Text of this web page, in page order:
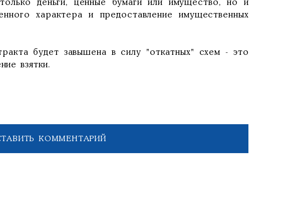
деньги, ценные бумаги или имущество, но и
характера и предоставление имущественных
будет завышена в силу "откатных" схем - это
взятки.
КОММЕНТАРИЙ